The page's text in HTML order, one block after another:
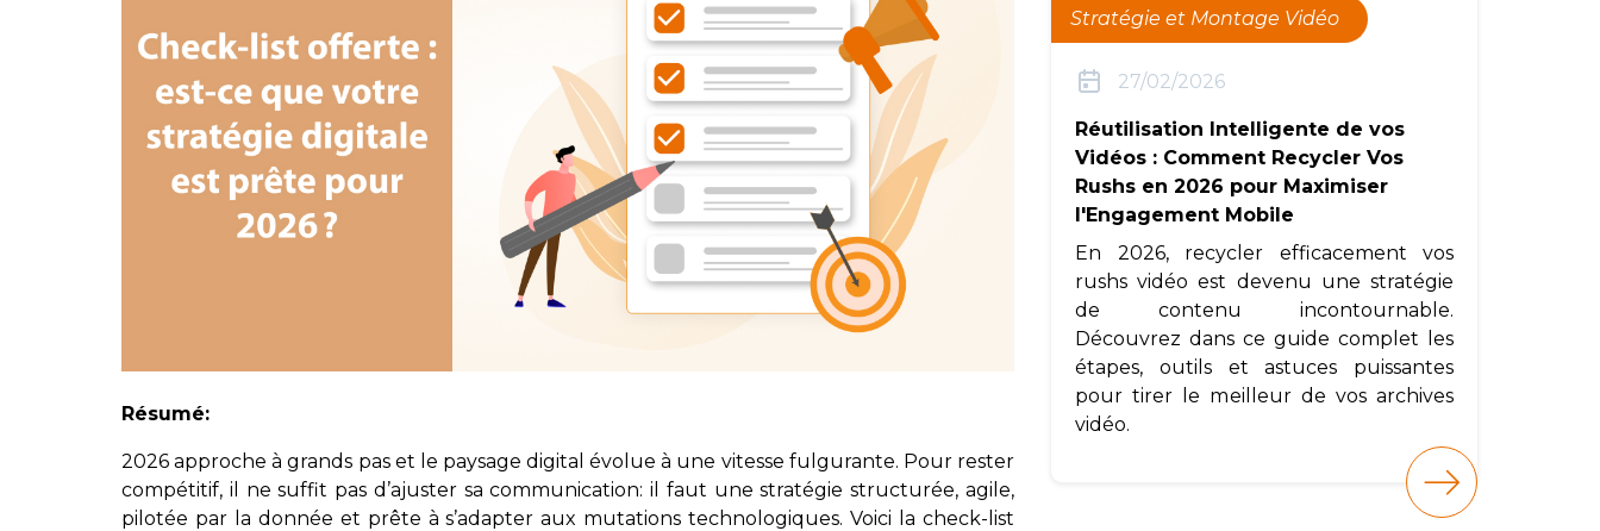
Résumé:
2026 approche à grands pas et le paysage digital évolue à une vitesse fulgurante. Pour rester
compétitif, il ne suffit pas d’ajuster sa communication: il faut une stratégie structurée, agile,
pilotée par la donnée et prête à s’adapter aux mutations technologiques. Voici la check-list
Stratégie et Montage Vidéo
27/02/2026
Réutilisation Intelligente de vos
Vidéos : Comment Recycler Vos
Rushs en 2026 pour Maximiser
l'Engagement Mobile
En 2026, recycler efficacement vos
rushs vidéo est devenu une stratégie
de contenu incontournable.
Découvrez dans ce guide complet les
étapes, outils et astuces puissantes
pour tirer le meilleur de vos archives
vidéo.